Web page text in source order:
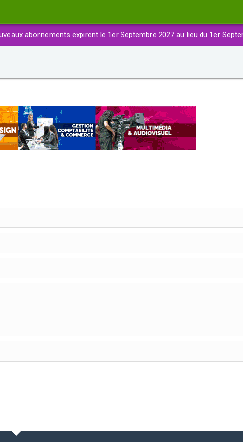
abonnements expirent le 1er Septembre 2027 au lieu du 1er